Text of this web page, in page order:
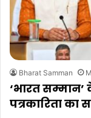
Bharat Samman
‘भारत सम्मान’
पत्रकारिता